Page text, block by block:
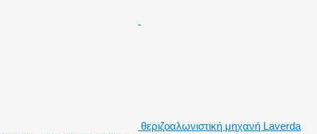
θεριζοαλωνιστική μηχανή Laverda